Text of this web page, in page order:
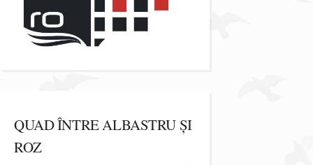
QUAD ÎNTRE ALBASTRU ȘI
ROZ